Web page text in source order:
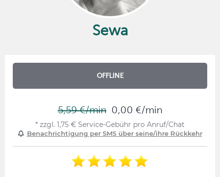
Sewa
OFFLINE
5,59 €/min 0,00 €/min
* zzgl. 1,75 € Service-Gebühr pro Anruf/Chat
Benachrichtigung per SMS über seine/ihre Rückkehr